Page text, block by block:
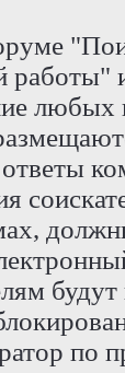
работы"
любых
по